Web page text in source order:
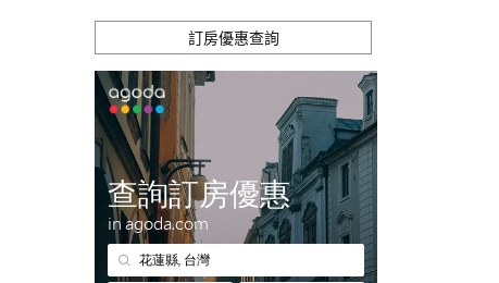
訂房優惠查詢